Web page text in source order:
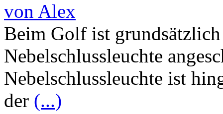
von Alex
Beim Golf ist
Nebelschlussleuchte
Nebelschlussleuchte ist
der (...)